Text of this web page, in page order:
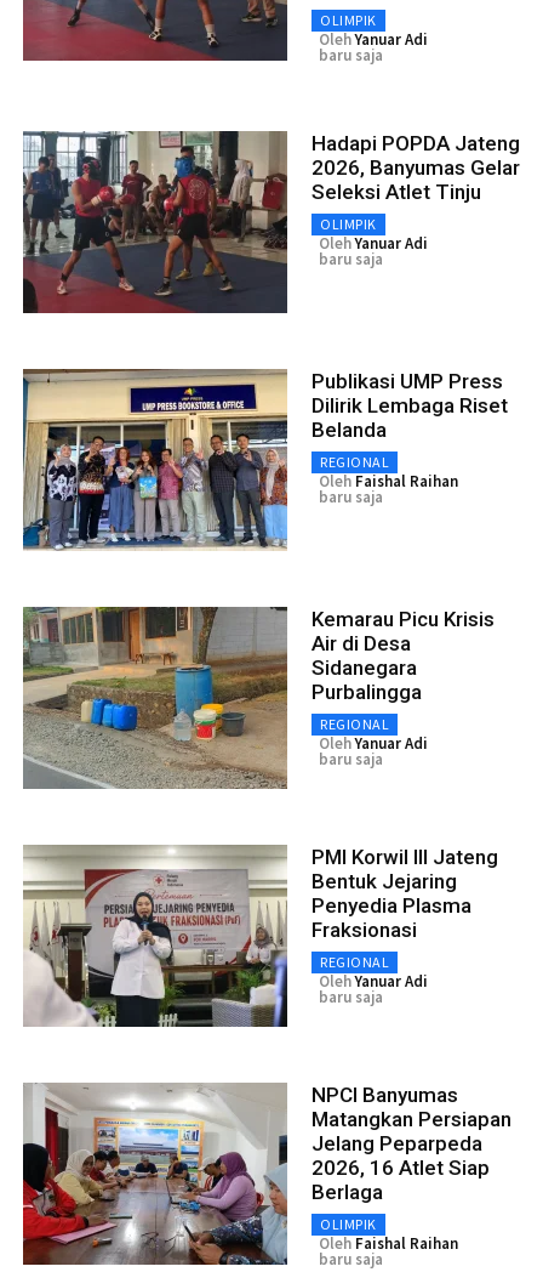
OLIMPIK
OlehYanuar Adi
baru saja
Hadapi POPDA Jateng
2026, Banyumas Gelar
Seleksi Atlet Tinju
OLIMPIK
OlehYanuar Adi
baru saja
Publikasi UMP Press
Dilirik Lembaga Riset
Belanda
REGIONAL
Oleh Faishal Raihan
baru saja
Kemarau Picu Krisis
Air di Desa
Sidanegara
Purbalingga
REGIONAL
OlehYanuar Adi
baru saja
PMI Korwil III Jateng
Bentuk Jejaring
Penyedia Plasma
Fraksionasi
REGIONAL
OlehYanuar Adi
baru saja
NPCI Banyumas
Matangkan Persiapan
Jelang Peparpeda
2026, 16 Atlet Siap
Berlaga
OLIMPIK
Oleh Faishal Raihan
baru saja